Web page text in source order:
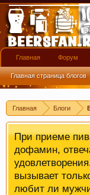
Главная Блоги
При приеме
дофамин,
вызывает
любит ли
Главная Форум
Главная страница блогов